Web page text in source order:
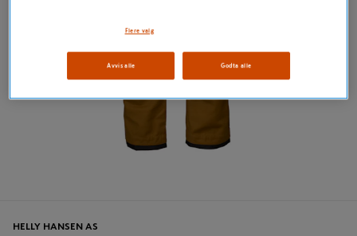
HELLY HANSEN AS
Flere valg
Avvis alle Godta alle